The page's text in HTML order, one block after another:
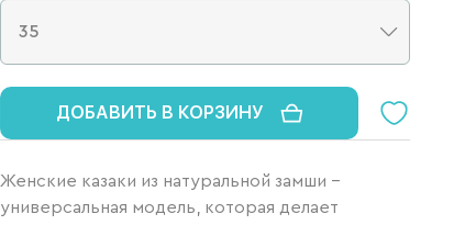
ДОБАВИТЬ В КОРЗИНУ
Женские казаки из натуральной замши -
универсальная модель, которая делает